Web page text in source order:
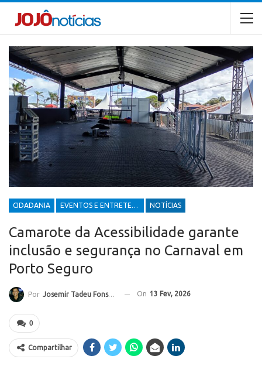
CIDADANIA EVENTOS E ENTRETENIMENTOS NOTÍCIAS
Camarote da Acessibilidade garante
inclusão e segurança no Carnaval em
Porto Seguro
Por Josemir Tadeu Fonseca On 13 Fev, 2026
0
Compartilhar